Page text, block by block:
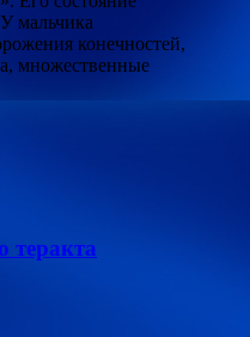
мальчика
конечностей,
множественные
теракта